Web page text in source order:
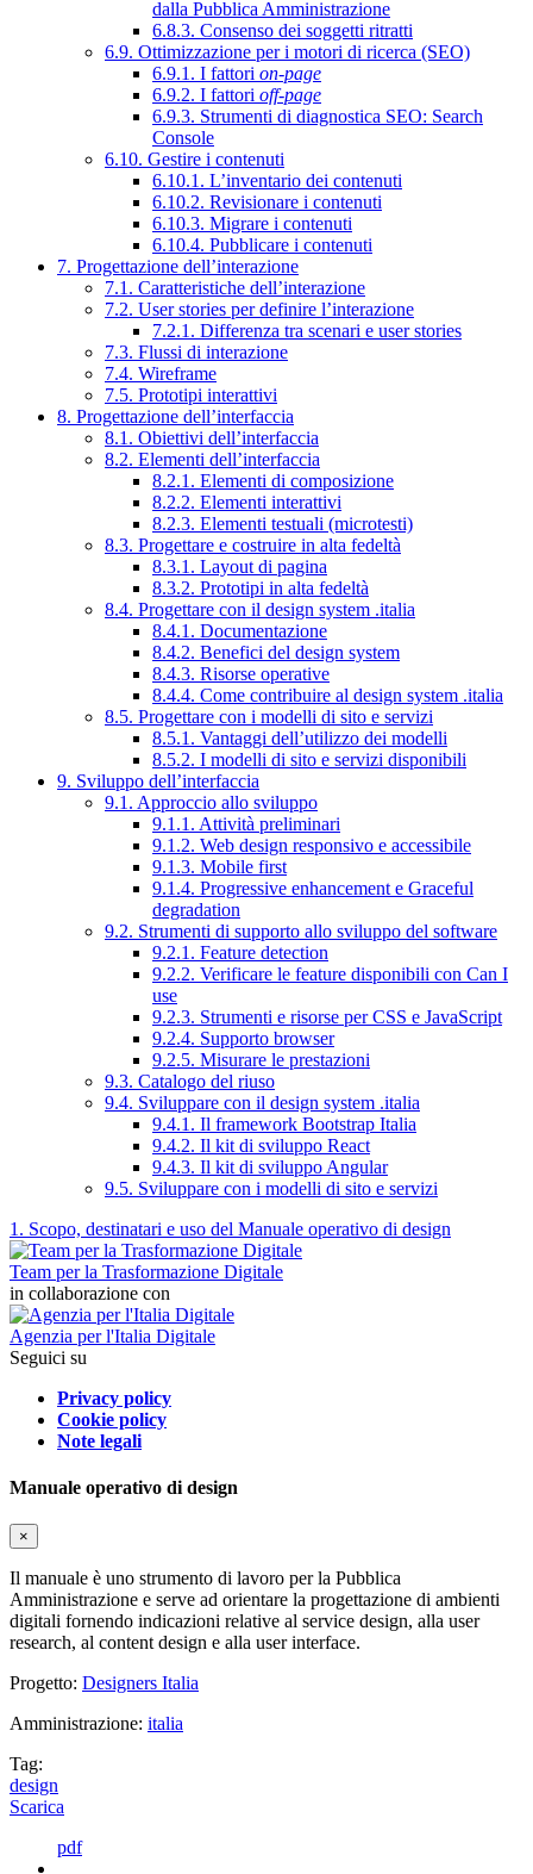
dalla Pubblica Amministrazione
6.8.3. Consenso dei soggetti ritratti
6.9. Ottimizzazione per i motori di ricerca (SEO)
6.9.1. I fattori on-page
6.9.2. I fattori off-page
6.9.3. Strumenti di diagnostica SEO: Search
Console
6.10. Gestire i contenuti
6.10.1. L’inventario dei contenuti
6.10.2. Revisionare i contenuti
6.10.3. Migrare i contenuti
6.10.4. Pubblicare i contenuti
7. Progettazione dell’interazione
7.1. Caratteristiche dell’interazione
7.2. User stories per definire l’interazione
7.2.1. Differenza tra scenari e user stories
7.3. Flussi di interazione
7.4. Wireframe
7.5. Prototipi interattivi
8. Progettazione dell’interfaccia
8.1. Obiettivi dell’interfaccia
8.2. Elementi dell’interfaccia
8.2.1. Elementi di composizione
8.2.2. Elementi interattivi
8.2.3. Elementi testuali (microtesti)
8.3. Progettare e costruire in alta fedeltà
8.3.1. Layout di pagina
8.3.2. Prototipi in alta fedeltà
8.4. Progettare con il design system .italia
8.4.1. Documentazione
8.4.2. Benefici del design system
8.4.3. Risorse operative
8.4.4. Come contribuire al design system .italia
8.5. Progettare con i modelli di sito e servizi
8.5.1. Vantaggi dell’utilizzo dei modelli
8.5.2. I modelli di sito e servizi disponibili
9. Sviluppo dell’interfaccia
9.1. Approccio allo sviluppo
9.1.1. Attività preliminari
9.1.2. Web design responsivo e accessibile
9.1.3. Mobile first
9.1.4. Progressive enhancement e Graceful
degradation
9.2. Strumenti di supporto allo sviluppo del software
9.2.1. Feature detection
9.2.2. Verificare le feature disponibili con Can I
use
9.2.3. Strumenti e risorse per CSS e JavaScript
9.2.4. Supporto browser
9.2.5. Misurare le prestazioni
9.3. Catalogo del riuso
9.4. Sviluppare con il design system .italia
9.4.1. Il framework Bootstrap Italia
9.4.2. Il kit di sviluppo React
9.4.3. Il kit di sviluppo Angular
9.5. Sviluppare con i modelli di sito e servizi
1. Scopo, destinatari e uso del Manuale operativo di design
Team per la Trasformazione Digitale
in collaborazione con
Agenzia per l'Italia Digitale
Seguici su
Privacy policy
Cookie policy
Note legali
Manuale operativo di design
×
Il manuale è uno strumento di lavoro per la Pubblica
Amministrazione e serve ad orientare la progettazione di ambienti
digitali fornendo indicazioni relative al service design, alla user
research, al content design e alla user interface.
Progetto: Designers Italia
Amministrazione: italia
Tag:
design
Scarica
pdf